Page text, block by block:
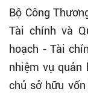
Bộ Công
Tài chính và
hoạch - Tài
nhiệm vụ quản
chủ sở hữu